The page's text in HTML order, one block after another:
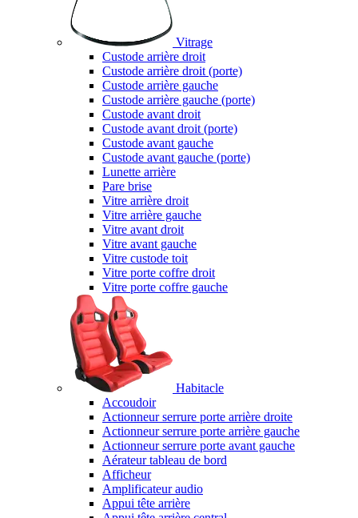
Vitrage
Custode arrière droit
Custode arrière droit (porte)
Custode arrière gauche
Custode arrière gauche (porte)
Custode avant droit
Custode avant droit (porte)
Custode avant gauche
Custode avant gauche (porte)
Lunette arrière
Pare brise
Vitre arrière droit
Vitre arrière gauche
Vitre avant droit
Vitre avant gauche
Vitre custode toit
Vitre porte coffre droit
Vitre porte coffre gauche
Habitacle
Accoudoir
Actionneur serrure porte arrière droite
Actionneur serrure porte arrière gauche
Actionneur serrure porte avant gauche
Aérateur tableau de bord
Afficheur
Amplificateur audio
Appui tête arrière